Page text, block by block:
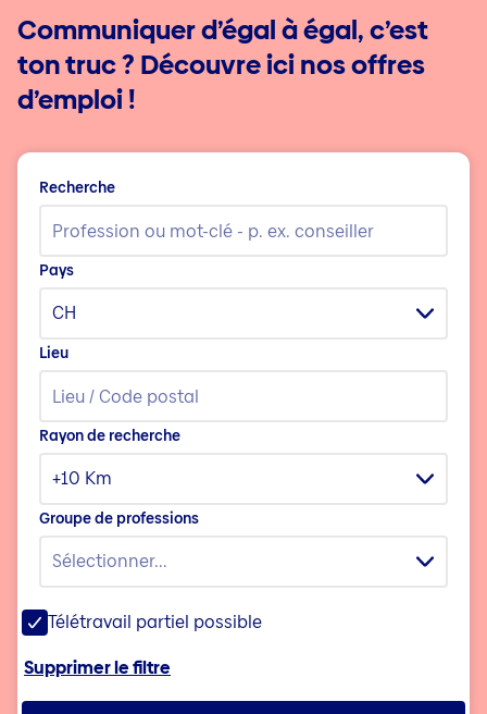
Communiquer d’égal à égal, c’est
ton truc ? Découvre ici nos offres
d’emploi !
Recherche
Pays
CH
Lieu
Rayon de recherche
+10 Km
Groupe de professions
Sélectionner...
Télétravail partiel possible
Supprimer le filtre